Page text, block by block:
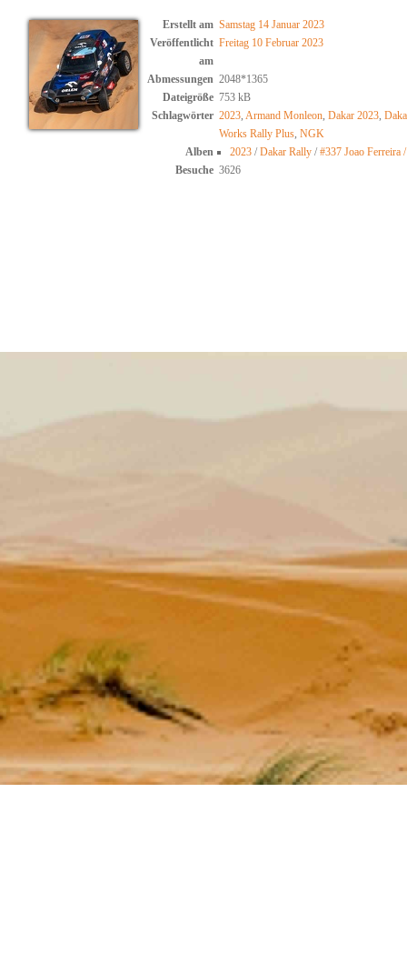
Erstellt am Samstag 14 Januar 2023
Veröffentlicht
am
Freitag 10 Februar 2023
Abmessungen 2048*1365
Dateigröße 753 kB
Schlagwörter 2023, Armand Monleon, Dakar 2023,
Works Rally Plus, NGK
Alben
2023 /Dakar Rally /#337 Joao Ferreira
Besuche 3626